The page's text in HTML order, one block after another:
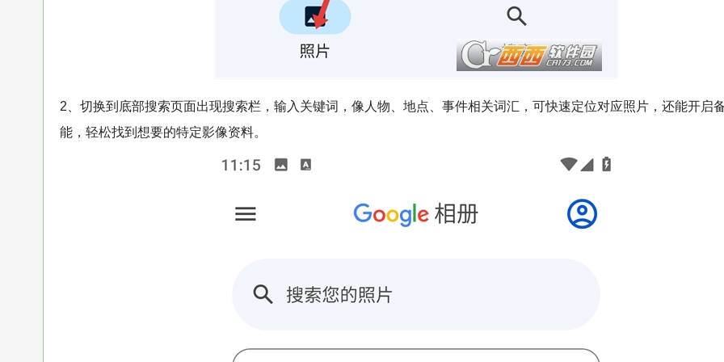
2、切换到底部搜索页面出现搜索栏，输入关键词，像人物、地点、事件相关词汇，可快速定位对应照片，还能开启
能，轻松找到想要的特定影像资料。